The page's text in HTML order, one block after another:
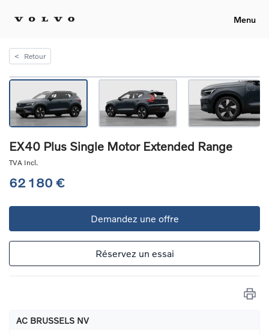
Menu
< Retour
EX40 Plus Single Motor Extended Range
TVA Incl.
62 180 €
Demandez une offre
Réservez un essai
AC BRUSSELS NV